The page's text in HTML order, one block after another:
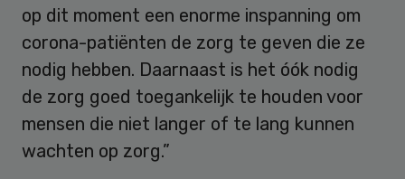
op dit moment een enorme inspanning om
corona-patiënten de zorg te geven die ze
nodig hebben. Daarnaast is het óók nodig
de zorg goed toegankelijk te houden voor
mensen die niet langer of te lang kunnen
wachten op zorg.”